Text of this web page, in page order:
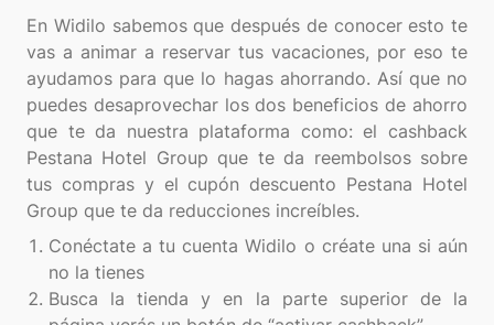
En Widilo sabemos que después de conocer esto te
vas a animar a reservar tus vacaciones, por eso te
ayudamos para que lo hagas ahorrando. Así que no
puedes desaprovechar los dos beneficios de ahorro
que te da nuestra plataforma como: el cashback
Pestana Hotel Group que te da reembolsos sobre
tus compras y el cupón descuento Pestana Hotel
Conéctate a tu cuenta Widilo o créate una si aún
no la tienes
Busca la tienda y en la parte superior de la